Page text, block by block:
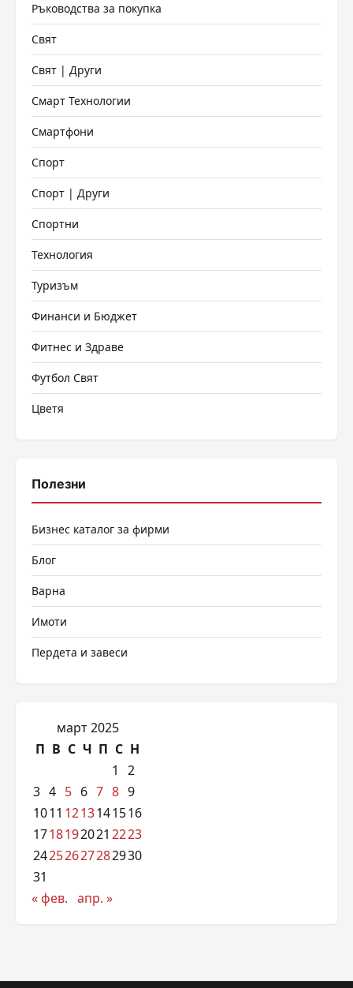
Ръководства за покупка
Свят
Свят | Други
Смарт Технологии
Смартфони
Спорт
Спорт | Други
Спортни
Технология
Туризъм
Финанси и Бюджет
Фитнес и Здраве
Футбол Свят
Цветя
Полезни
Бизнес каталог за фирми
Блог
Варна
Имоти
Пердета и завеси
март 2025
П В С Ч П С Н
1
2
3 4 5 6 7 8 9
1011 1213141516
1718192021 2223
24252627282930
31
« фев. апр. »